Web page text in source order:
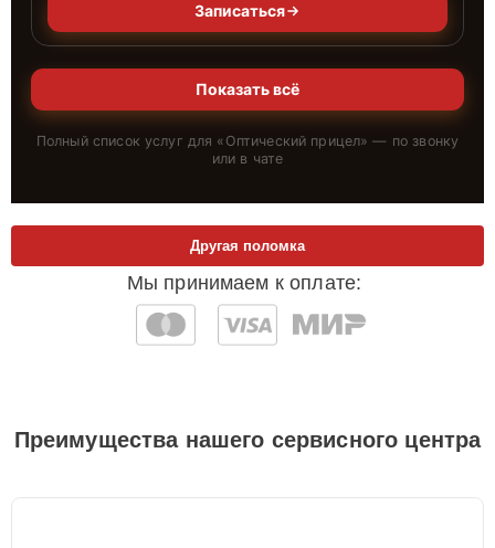
Записаться
Показать всё
Полный список услуг для « Оптический прицел» — по звонку
или в чате
Мы принимаем к оплате:
Другая поломка
Преимущества нашего сервисного центра